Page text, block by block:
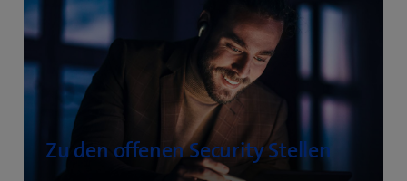
Zu den offenen Security Stellen